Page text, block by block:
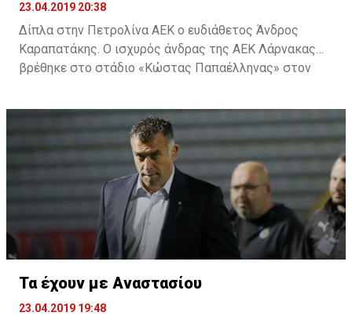
23.04.2019 20:38
Δίπλα στην Πετρολίνα ΑΕΚ ο ευδιάθετος Άνδρος
Καραπατάκης. Ο ισχυρός άνδρας της ΑΕΚ Λάρνακας
βρέθηκε στο στάδιο «Κώστας Παπαέλληνας» στον
δεύτερο αγώνα της σειράς της Πετρολίνας ΑΕΚ με τον
Τα έχουν με Αναστασίου
23.04.2019 19:48